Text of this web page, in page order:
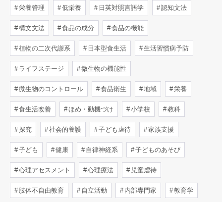
栄養管理 低栄養 日英対照言語学 認知文法
構文文法 食品の成分 食品の機能
植物の二次代謝系 日本型食生活 生活習慣病予防
ライフステージ 微生物の機能性
微生物のコントロール 食品衛生 地域 栄養
食生活改善 ほめ・動機づけ 小学校 教科
探究 社会的養護 子ども虐待 家族支援
子ども 健康 自律神経系 子どものあそび
心理アセスメント 心理療法 児童虐待
肢体不自由教育 自立活動 内部専門家 教育学